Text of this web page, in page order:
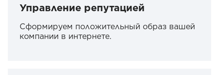
Управление репутацией
Сформируем положительный образ вашей
компании в интернете.